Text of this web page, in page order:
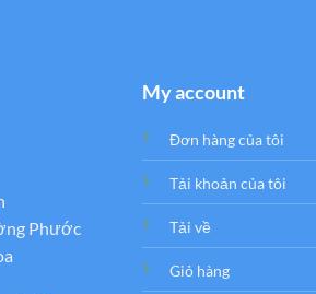
Phước
My account
Đơn hàng của tôi
Tải khoản của tôi
Tải về
Giỏ hàng